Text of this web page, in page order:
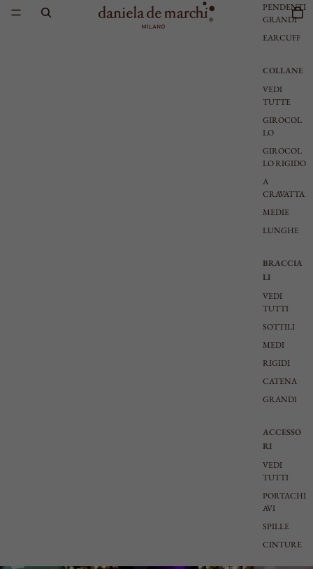
PENDENTI
GRANDI
EARCUFF
COLLANE
VEDI
TUTTE
GIROCOL
LO
GIROCOL
LO RIGIDO
A
CRAVATTA
MEDIE
LUNGHE
BRACCIA
LI
VEDI
TUTTI
SOTTILI
MEDI
RIGIDI
CATENA
GRANDI
ACCESSO
RI
VEDI
TUTTI
PORTACHI
AVI
SPILLE
CINTURE